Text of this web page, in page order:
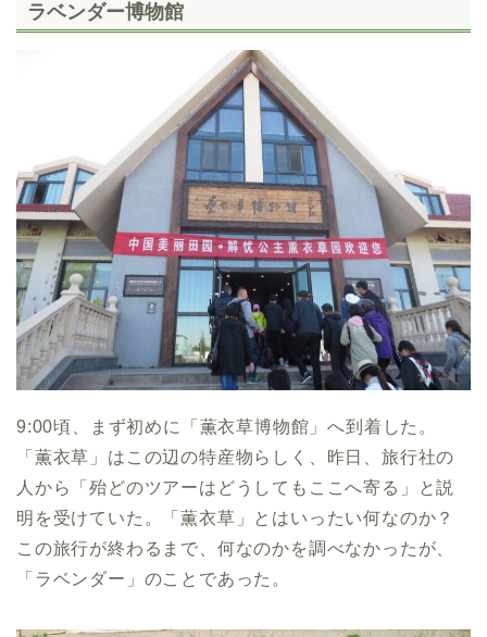
ラベンダー博物館
9:00頃、まず初めに「薫衣草博物館」へ到着した。
「薫衣草」はこの辺の特産物らしく、昨日、旅行社の
人から「殆どのツアーはどうしてもここへ寄る」と説
明を受けていた。「薫衣草」とはいったい何なのか？
この旅行が終わるまで、何なのかを調べなかったが、
「ラベンダー」のことであった。